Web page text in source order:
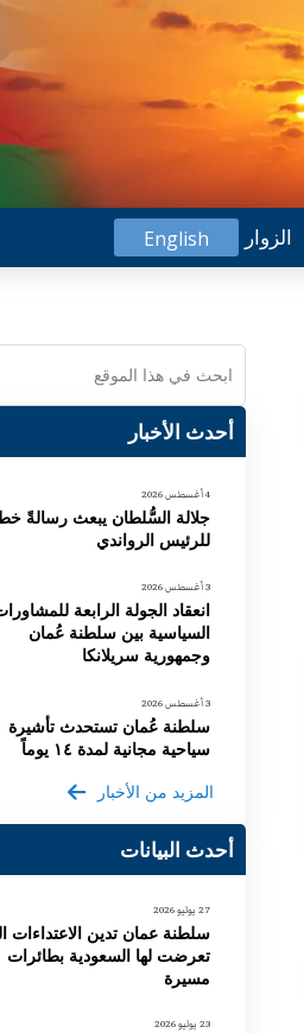
English الزوار
Search
أحدث الأخبار
4 أغسطس 2026
جلالة السُّلطان يبعث رسالةً
للرئيس الرواندي
3 أغسطس 2026
انعقاد الجولة الرابعة
السياسية بين سلطنة عُمان
وجمهورية سريلانكا
3 أغسطس 2026
سلطنة عُمان تستحدث تأشيرة
سياحية مجانية لمدة ١٤ يوماً
المزيد من الأخبار
أحدث البيانات
27 يوليو 2026
سلطنة عمان تدين الاعتداءات
تعرضت لها السعودية بطائرات
مسيرة
23 يوليو 2026